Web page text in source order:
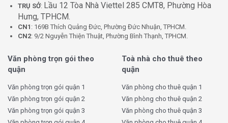
1. Ưu điểm của Serviced Office Quận Thủ Đức
Tiết kiệm chi phí đầu tư ban đầu : Không phải tốn kém
có thể tận dụng tất cả những gì sẵn có mà Serviced
Office cung cấp.
Thời gian thuê linh hoạt
: Các hợp đồng thuê thường linh
hoạt, có thể là theo tháng hoặc năm tùy vào nhu cầu của
doanh nghiệp. Điều này cho phép doanh nghiệp dễ dàng
điều chỉnh chi phí văn phòng theo tình hình kinh doanh.
TRỤ SỞ: Lầu 12 Tòa Nhà Viettel 285 CMT8, Phường Hòa
Hưng, TPHCM.
CN1 : 169B Thích Quảng Đức, Phường Đức Nhuận, TPHCM.
CN2: 9/2 Nguyễn Thiện Thuật, Phường Bình Thạnh, TPHCM.
Văn phòng trọn gói theo
quận
Văn phòng trọn gói quận 1
Văn phòng trọn gói quận 2
Văn phòng trọn gói quận 3
Toà nhà cho thuê theo
quận
Văn phòng cho thuê quận 1
Văn phòng cho thuê quận 2
Văn phòng cho thuê quận 3